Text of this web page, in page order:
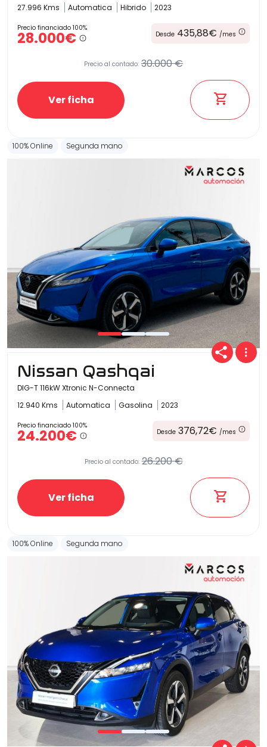
27.996 Kms
Automatica Hibrido 2023
Precio financiado 100%
28.000€ Desde 435,88€ /mes
Precio al contado: 30.000 €
Ver ficha
100% Online Segunda mano
Nissan Qashqai
DIG-T 116kW Xtronic N-Connecta
12.940 Kms
Automatica Gasolina 2023
Precio financiado 100%
24.200€ Desde 376,72€ /mes
Precio al contado: 26.200 €
Ver ficha
100% Online Segunda mano